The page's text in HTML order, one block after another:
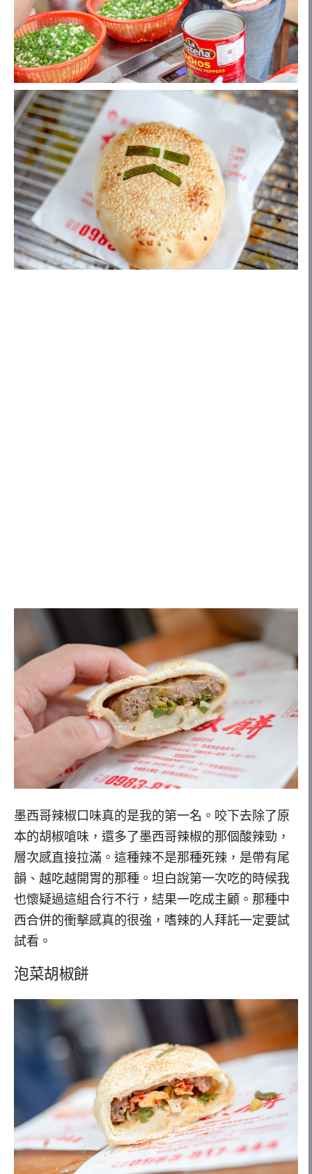
墨西哥辣椒口味真的是我的第一名。咬下去除了原
本的胡椒嗆味，還多了墨西哥辣椒的那個酸辣勁，
層次感直接拉滿。這種辣不是那種死辣，是帶有尾
韻、越吃越開胃的那種。坦白說第一次吃的時候我
也懷疑過這組合行不行，結果一吃成主顧。那種中
西合併的衝擊感真的很強，嗜辣的人拜託一定要試
試看。
泡菜胡椒餅